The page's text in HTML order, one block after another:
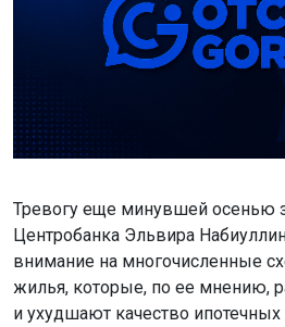
Тревогу еще минувшей осенью
Центробанка Эльвира
внимание на многочисленные
жилья, которые, по ее мнению,
и ухудшают качество